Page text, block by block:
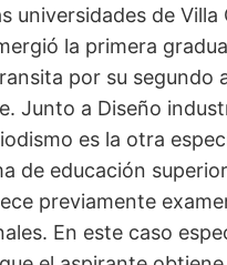
universidades de Villa
la primera
por su segundo
Junto a Diseño
es la otra
de educación
previamente
En este caso